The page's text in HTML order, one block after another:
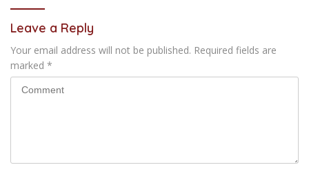
Leave a Reply
Your email address will not be published. Required fields are
marked *